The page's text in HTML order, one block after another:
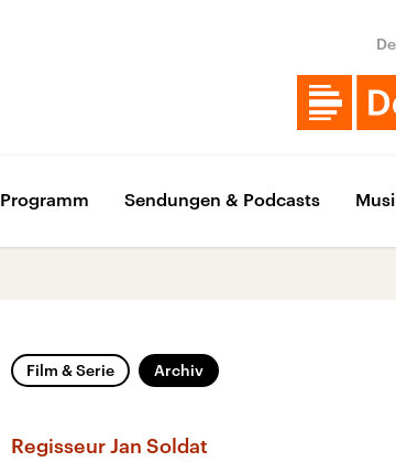
Programm Sendungen & Podcasts
Film & Serie Archiv
Regisseur Jan Soldat